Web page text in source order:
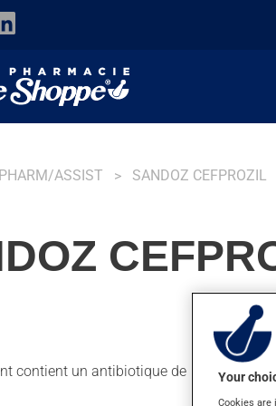
PHARM/ASSIST SANDOZ CEFPROZIL
contient un antibiotique de la famille
Your
Cookies are